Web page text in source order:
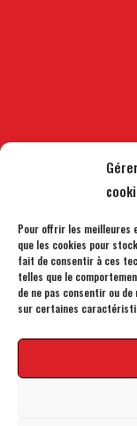
Pour offrir les meilleures
que les cookies pour
fait de consentir à ces
telles que le
de ne pas consentir ou
sur certaines